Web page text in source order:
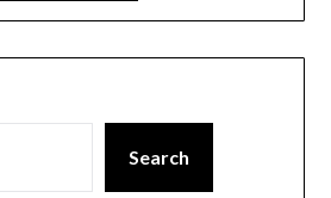
Search